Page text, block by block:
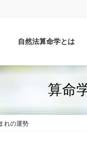
自然法算命学とは
算命
れの運勢